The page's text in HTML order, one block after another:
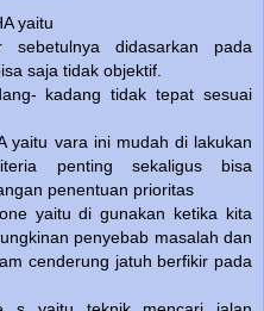
yaitu
didasarkan pada
saja tidak objektif.
kadang tidak tepat sesuai
yaitu vara ini mudah di lakukan
penting sekaligus bisa
penentuan prioritas
yaitu di gunakan ketika kita
penyebab masalah dan
cenderung jatuh berfikir pada